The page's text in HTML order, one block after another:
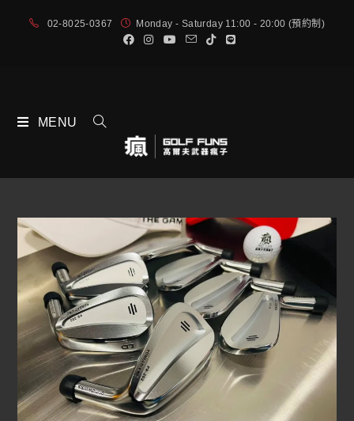
02-8025-0367 Monday - Saturday 11:00 - 20:00 (預約制)
MENU